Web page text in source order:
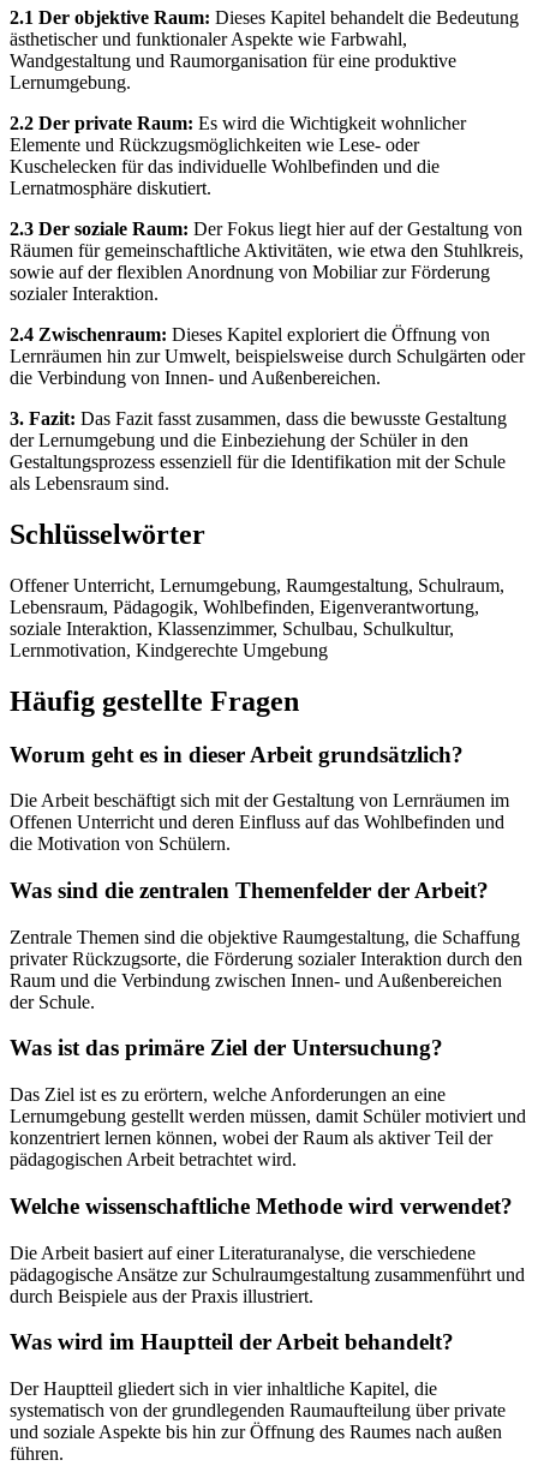
2.1 Der objektive Raum: Dieses Kapitel behandelt die Bedeutung
ästhetischer und funktionaler Aspekte wie Farbwahl,
Wandgestaltung und Raumorganisation für eine produktive
Lernumgebung.
2.2 Der private Raum: Es wird die Wichtigkeit wohnlicher
Elemente und Rückzugsmöglichkeiten wie Lese- oder
Kuschelecken für das individuelle Wohlbefinden und die
Lernatmosphäre diskutiert.
2.3 Der soziale Raum: Der Fokus liegt hier auf der Gestaltung von
Räumen für gemeinschaftliche Aktivitäten, wie etwa den Stuhlkreis,
sowie auf der flexiblen Anordnung von Mobiliar zur Förderung
sozialer Interaktion.
2.4 Zwischenraum: Dieses Kapitel exploriert die Öffnung von
Lernräumen hin zur Umwelt, beispielsweise durch Schulgärten oder
die Verbindung von Innen- und Außenbereichen.
3. Fazit: Das Fazit fasst zusammen, dass die bewusste Gestaltung
der Lernumgebung und die Einbeziehung der Schüler in den
Gestaltungsprozess essenziell für die Identifikation mit der Schule
als Lebensraum sind.
Schlüsselwörter
Offener Unterricht, Lernumgebung, Raumgestaltung, Schulraum,
Lebensraum, Pädagogik, Wohlbefinden, Eigenverantwortung,
soziale Interaktion, Klassenzimmer, Schulbau, Schulkultur,
Lernmotivation, Kindgerechte Umgebung
Häufig gestellte Fragen
Worum geht es in dieser Arbeit grundsätzlich?
Die Arbeit beschäftigt sich mit der Gestaltung von Lernräumen im
Offenen Unterricht und deren Einfluss auf das Wohlbefinden und
die Motivation von Schülern.
Was sind die zentralen Themenfelder der Arbeit?
Zentrale Themen sind die objektive Raumgestaltung, die Schaffung
privater Rückzugsorte, die Förderung sozialer Interaktion durch den
Raum und die Verbindung zwischen Innen- und Außenbereichen
der Schule.
Was ist das primäre Ziel der Untersuchung?
Das Ziel ist es zu erörtern, welche Anforderungen an eine
Lernumgebung gestellt werden müssen, damit Schüler motiviert und
konzentriert lernen können, wobei der Raum als aktiver Teil der
pädagogischen Arbeit betrachtet wird.
Welche wissenschaftliche Methode wird verwendet?
Die Arbeit basiert auf einer Literaturanalyse, die verschiedene
pädagogische Ansätze zur Schulraumgestaltung zusammenführt und
durch Beispiele aus der Praxis illustriert.
Was wird im Hauptteil der Arbeit behandelt?
Der Hauptteil gliedert sich in vier inhaltliche Kapitel, die
systematisch von der grundlegenden Raumaufteilung über private
und soziale Aspekte bis hin zur Öffnung des Raumes nach außen
führen.